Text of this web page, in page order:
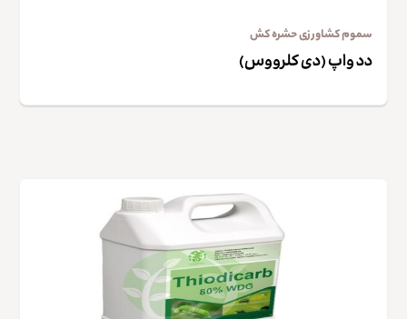
سموم کشاورزی حشره کش
دد واپ (دی کلرووس)